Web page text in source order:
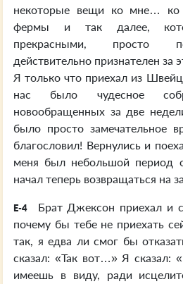
некоторые вещи ко мне…
фермы и так далее,
прекрасными, просто
действительно признателен
Я только что приехал из
нас было чудесное
новообращенных за две
было просто замечательное
благословил! Вернулись и
меня был небольшой период
начал теперь возвращаться на
E-4
Брат Джексон приехал и
почему бы тебе не приехать
так, я едва ли смог бы
сказал: «Так вот…» Я
имеешь в виду, ради